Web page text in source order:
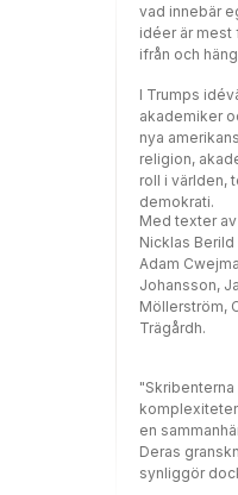
vad innebär
idéer är mest
ifrån och
I Trumps
akademiker
nya
religion,
roll i världen,
demokrati.
Med texter
Nicklas
Adam
Johansson,
Möllerström,
Trägårdh.
en
Deras
synliggör